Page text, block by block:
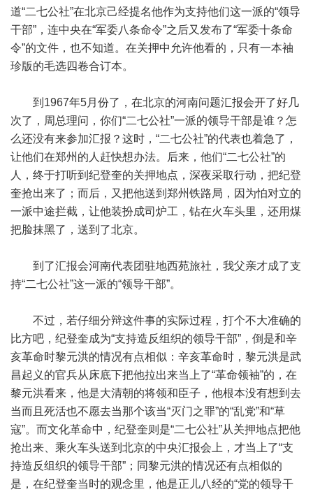
道“二七公社”在北京己经提名他作为支持他们这一派的“领导
干部”，连中央在“军委八条命令”之后又发布了“军委十条命
令”的文件，也不知道。在关押中允许他看的，只有一本袖
珍版的毛选四卷合订本。
到1967年5月份了，在北京的河南问题汇报会开了好几
次了，周总理问，你们“二七公社”一派的领导干部是谁？怎
么还没有来参加汇报？这时，“二七公社”的代表也着急了，
让他们在郑州的人赶快想办法。后来，他们“二七公社”的
人，终于打听到纪登奎的关押地点，深夜采取行动，把纪登
奎抢出来了；而后，又把他送到郑州铁路局，因为怕对立的
一派中途拦截，让他装扮成司炉工，钻在火车头里，还用煤
把脸抹黑了，送到了北京。
到了汇报会河南代表团驻地西苑旅社，我父亲才成了支
持“二七公社”这一派的“领导干部”。
不过，若仔细分辩这件事的实际过程，打个不大准确的
比方吧，纪登奎成为“支持造反组织的领导干部”，倒是和辛
亥革命时黎元洪的情况有点相似：辛亥革命时，黎元洪是武
昌起义的官兵从床底下把他拉出来当上了“革命领袖”的，在
黎元洪看来，他是大清朝的将领和臣子，他根本没有想到去
当而且死活也不愿去当那个该当“灭门之罪”的“乱党”和“草
寇”。而文化革命中，纪登奎则是“二七公社”从关押地点把他
抢出来、乘火车头送到北京的中央汇报会上，才当上了“支
持造反组织的领导干部”；同黎元洪的情况还有点相似的
是，在纪登奎当时的观念里，他是正儿八经的“党的领导干